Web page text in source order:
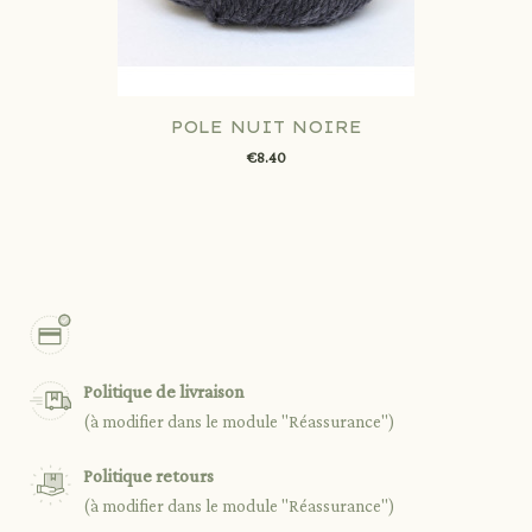
POLE NUIT NOIRE
€8.40
Politique de livraison
(à modifier dans le module "Réassurance")
Politique retours
(à modifier dans le module "Réassurance")